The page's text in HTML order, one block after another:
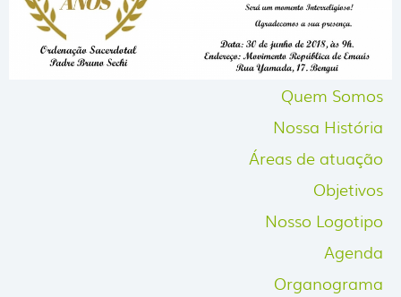
Quem Somos
Nossa História
Áreas de atuação
Objetivos
Nosso Logotipo
Agenda
Organograma